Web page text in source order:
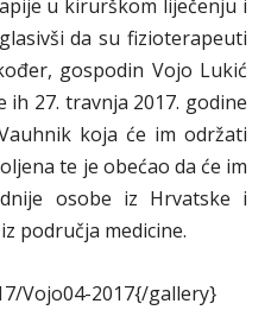
u kirurškom liječenju i
da su fizioterapeuti
gospodin Vojo Lukić
ih 27. travnja 2017. godine
koja će im održati
te je obećao da će im
osobe iz Hrvatske i
područja medicine.
Vojo04-2017{/gallery}